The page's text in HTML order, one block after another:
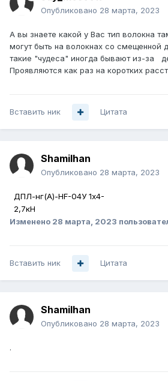
Опубликовано 28 марта, 2023
А вы знаете какой у Вас тип волокна
могут быть на волокнах со смещенной
такие "чудеса" иногда бывают из-за
Проявляются как раз на коротких
Вставить ник Цитата
Shamilhan
Опубликовано 28 марта, 2023
ДПЛ-нг(А)-HF-04У 1х4-
2,7кН
Изменено 28 марта, 2023
Вставить ник Цитата
Shamilhan
Опубликовано 28 марта, 2023
.